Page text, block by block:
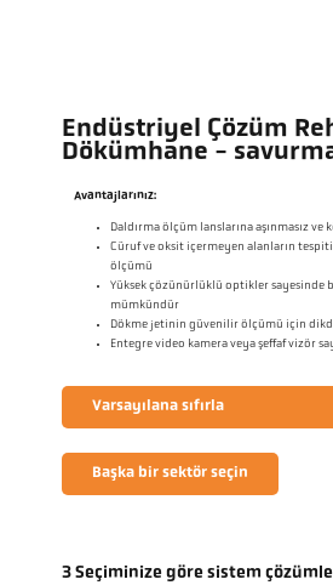
Endüstriyel Çözüm
Dökümhane -
Avantajlarınız:
Daldırma ölçüm lanslarına aşınmasız
Cüruf ve oksit içermeyen alanların
ölçümü
Yüksek çözünürlüklü optikler sayesinde
mümkündür
Dökme jetinin güvenilir ölçümü için
Entegre video kamera veya şeffaf vizör
Varsayılana sıfırla
Başka bir sektör seçin
3 Seçiminize göre sistem